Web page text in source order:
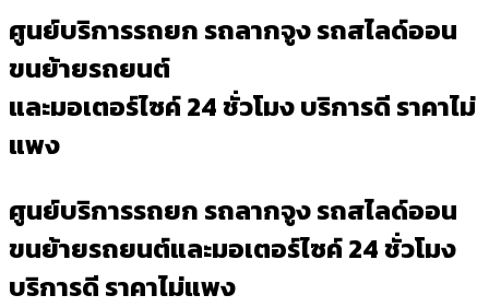
ศูนย์บริการรถยก รถลากจูง รถสไลด์ออน
ขนย้ายรถยนต์
และมอเตอร์ไซค์ 24 ชั่วโมง บริการดี ราคาไม่
แพง
ศูนย์บริการรถยก รถลากจูง รถสไลด์ออน
ขนย้ายรถยนต์และมอเตอร์ไซค์ 24 ชั่วโมง
บริการดี ราคาไม่แพง